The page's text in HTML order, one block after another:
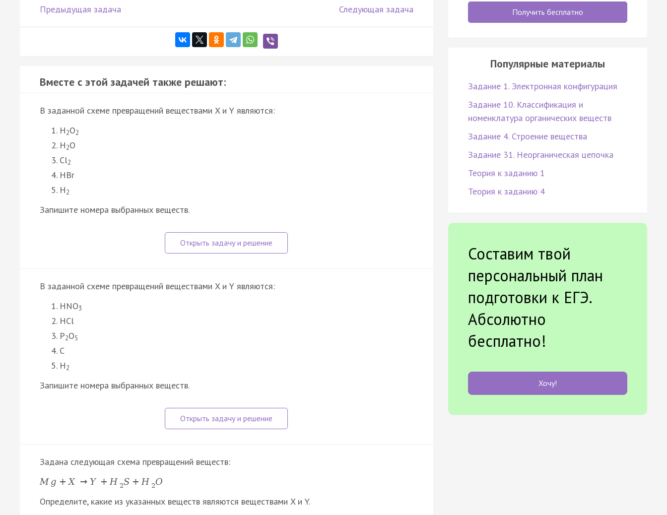
Предыдущая задача Следующая задача
Вместе с этой задачей также решают:
В заданной схеме превращений веществами X и Y являются:
H2O2
H2O
Cl2
HBr
H2
Запишите номера выбранных веществ.
В заданной схеме превращений веществами X и Y являются:
HNO3
HCl
P2O5
C
H2
Запишите номера выбранных веществ.
Задана следующая схема превращений веществ:
M g + X → Y + H 2S + H 2O
Определите, какие из указанных веществ являются веществами X и Y.
Получить бесплатно
Популярные материалы
Задание 1. Электронная конфигурация
Задание 10. Классификация и
номенклатура органических веществ
Задание 4. Строение вещества
Задание 31. Неорганическая цепочка
Теория к заданию 1
Теория к заданию 4
Составим твой
персональный план
подготовки к ЕГЭ.
Абсолютно
бесплатно!
Хочу!